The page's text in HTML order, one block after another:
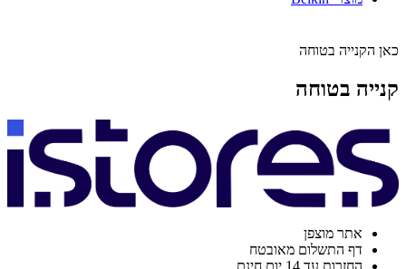
כאן הקנייה בטוחה
קנייה בטוחה
אתר מוצפן
דף התשלום מאובטח